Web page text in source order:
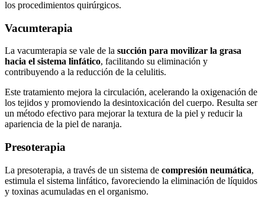
los procedimientos quirúrgicos.
Vacumterapia
La vacumterapia se vale de la succión para movilizar la grasa
hacia el sistema linfático, facilitando su eliminación y
contribuyendo a la reducción de la celulitis.
Este tratamiento mejora la circulación, acelerando la oxigenación de
los tejidos y promoviendo la desintoxicación del cuerpo. Resulta ser
un método efectivo para mejorar la textura de la piel y reducir la
apariencia de la piel de naranja.
Presoterapia
La presoterapia, a través de un sistema de compresión neumática,
estimula el sistema linfático, favoreciendo la eliminación de líquidos
y toxinas acumuladas en el organismo.